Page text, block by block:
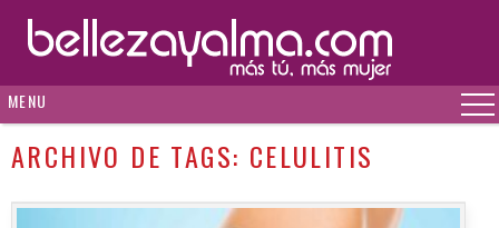
MENU
ARCHIVO DE TAGS: CELULITIS